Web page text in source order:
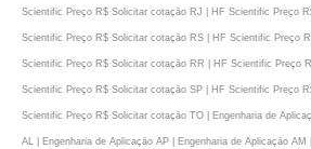
Scientific Preço R$ Solicitar cotaçāo RJ | HF Scientific Preço
Scientific Preço R$ Solicitar cotaçāo RS | HF Scientific Preço
Scientific Preço R$ Solicitar cotaçāo RR | HF Scientific Preço
Scientific Preço R$ Solicitar cotaçāo SP | HF Scientific Preço
Scientific Preço R$ Solicitar cotaçāo TO | Engenharia de
AL | Engenharia de Aplicaçāo AP | Engenharia de Aplicaçāo AM